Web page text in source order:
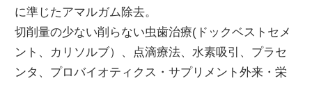
に準じたアマルガム除去。
切削量の少ない削らない虫歯治療(ドックベストセメ
ント、カリソルブ）、点滴療法、水素吸引、プラセ
ンタ、プロバイオティクス・サプリメント外来・栄